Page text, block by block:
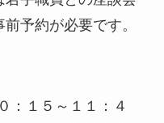
予約が必要です。
：１５～１１：４